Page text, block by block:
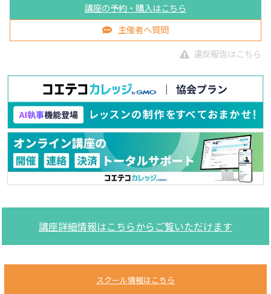
講座の予約・購入はこちら
主催者へ質問
違反報告はこちら
講座詳細情報はこちらからご覧いただけます
スクール情報はこちら